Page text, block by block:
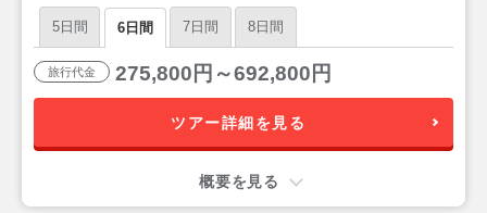
＜羽田発・アラスカ航空（ハワイアンブランド便）
利用＞ 4泊6日間
5日間 6日間 7日間 8日間
旅行代金 275,800円～692,800円
ツアー詳細を見る
概要を見る